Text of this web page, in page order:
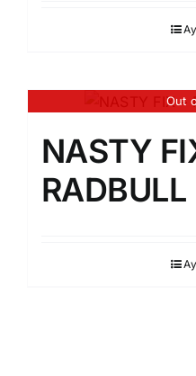
Out
NASTY
RADBULL